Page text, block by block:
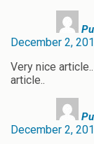
December 2,
Very nice
article..
December 2,